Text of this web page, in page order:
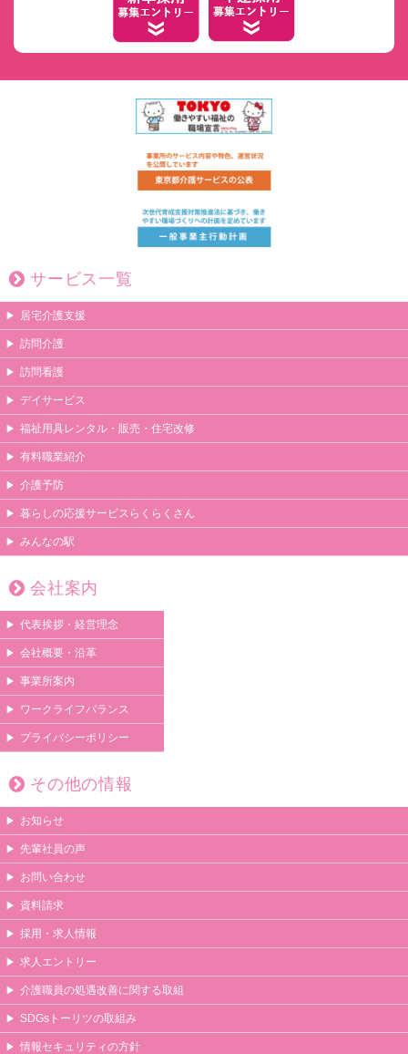
サービス一覧
居宅介護支援
訪問介護
訪問看護
デイサービス
福祉用具レンタル・販売・住宅改修
有料職業紹介
介護予防
暮らしの応援サービスらくらくさん
みんなの駅
会社案内
代表挨拶・経営理念
会社概要・沿革
事業所案内
ワークライフバランス
プライバシーポリシー
その他の情報
お知らせ
先輩社員の声
お問い合わせ
資料請求
採用・求人情報
求人エントリー
介護職員の処遇改善に関する取組
SDGsトーリツの取組み
情報セキュリティの方針